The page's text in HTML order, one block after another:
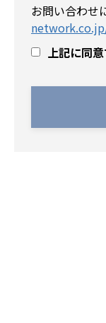
お問い合わせ
上記に同